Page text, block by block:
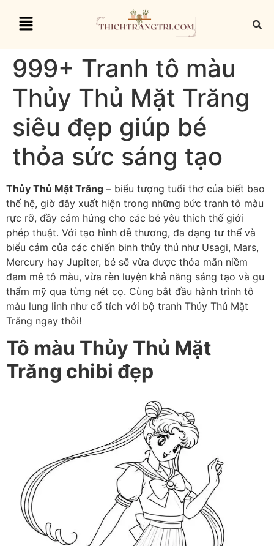
999+ Tranh tô màu
Thủy Thủ Mặt Trăng
siêu đẹp giúp bé
thỏa sức sáng tạo
Thủy Thủ Mặt Trăng – biểu tượng tuổi thơ của biết bao
thế hệ, giờ đây xuất hiện trong những bức tranh tô màu
rực rỡ, đầy cảm hứng cho các bé yêu thích thế giới
phép thuật. Với tạo hình dễ thương, đa dạng tư thế và
biểu cảm của các chiến binh thủy thủ như Usagi, Mars,
Mercury hay Jupiter, bé sẽ vừa được thỏa mãn niềm
đam mê tô màu, vừa rèn luyện khả năng sáng tạo và gu
thẩm mỹ qua từng nét cọ. Cùng bắt đầu hành trình tô
màu lung linh như cổ tích với bộ tranh Thủy Thủ Mặt
Trăng ngay thôi!
Tô màu Thủy Thủ Mặt
Trăng chibi đẹp